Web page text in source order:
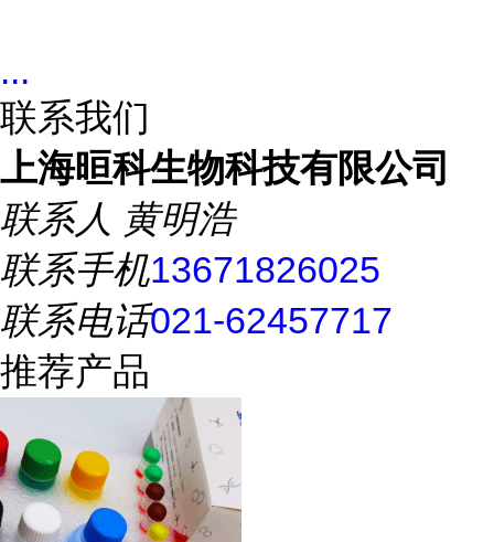
...
联系我们
上海晅科生物科技有限公司
联系人 黄明浩
联系手机13671826025
联系电话021-62457717
推荐产品